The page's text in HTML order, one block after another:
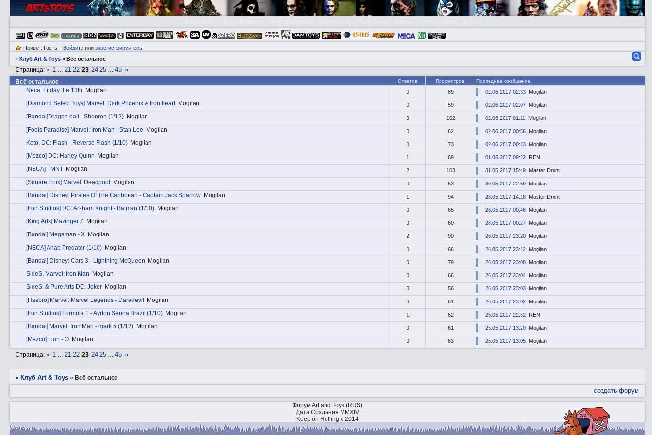
Привет, Гость! Войдитеили зарегистрируйтесь.
»Клуб Art & Toys »Всё остальное
Всё остальное
Страница:« 1 … 21 22 23 24 25 … 45 »
Ответов Просмотров Последнее сообщение
Nеca. Friday the 13th Mogilan 0 89 02.06.2017 02:33 Mogilan
[Diamond Select Toys] Marvel: Dark Phoenix & Iron heart Mogilan 0 59 02.06.2017 02:07 Mogilan
[Bandai]Dragon ball - Shenron (1/12) Mogilan 0 102 02.06.2017 01:11 Mogilan
[Fools Paradise] Marvel: Iron Man - Stan Lee Mogilan 0 62 02.06.2017 00:56 Mogilan
Kotо. DC: Flash - Reverse Flash (1/10) Mogilan 0 73 02.06.2017 00:13 Mogilan
[Mezco] DC: Harley Quinn Mogilan 1 69 01.06.2017 09:22 REM
[NECA] TMNT Mogilan 2 103 31.05.2017 15:49 Master Dront
[Square Enix] Marvel: Deadpool Mogilan 0 53 30.05.2017 22:59 Mogilan
[Bandai] Disney: Pirates Of The Caribbean - Captain Jack Sparrow Mogilan 1 94 28.05.2017 14:18 Master Dront
[Iron Studios] DC: Arkham Knight - Batman (1/10) Mogilan 0 65 28.05.2017 00:46 Mogilan
[King Arts] Mazinger Z Mogilan 0 60 28.05.2017 00:27 Mogilan
[Bandai] Megaman - X Mogilan 2 90 26.05.2017 23:20 Mogilan
[NECA] Ahab Predator (1/10) Mogilan 0 66 26.05.2017 23:12 Mogilan
[Bandai] Disney: Cars 3 - Lightning McQueen Mogilan 0 79 26.05.2017 23:08 Mogilan
SidеS. Marvel: Iron Man Mogilan 0 66 26.05.2017 23:04 Mogilan
SidеS. & Pure Arts DC: Joker Mogilan 0 56 26.05.2017 23:03 Mogilan
[Hasbro] Marvel: Marvel Legends - Daredevil Mogilan 0 61 26.05.2017 23:02 Mogilan
[Iron Studios] Formula 1 - Ayrton Senna Brazil (1/10) Mogilan 1 62 25.05.2017 22:52 REM
[Bandai] Marvel: Iron Man - mark 5 (1/12) Mogilan 0 61 25.05.2017 13:20 Mogilan
[Mezco] Lion - O Mogilan 0 63 25.05.2017 13:05 Mogilan
Страница:« 1 … 21 22 23 24 25 … 45 »
» Клуб Art & Toys »Всё остальное
создать форум
Форум Art and Toys (RUS)
Дата Создания MMXIV
Keep on Rolling с 2014